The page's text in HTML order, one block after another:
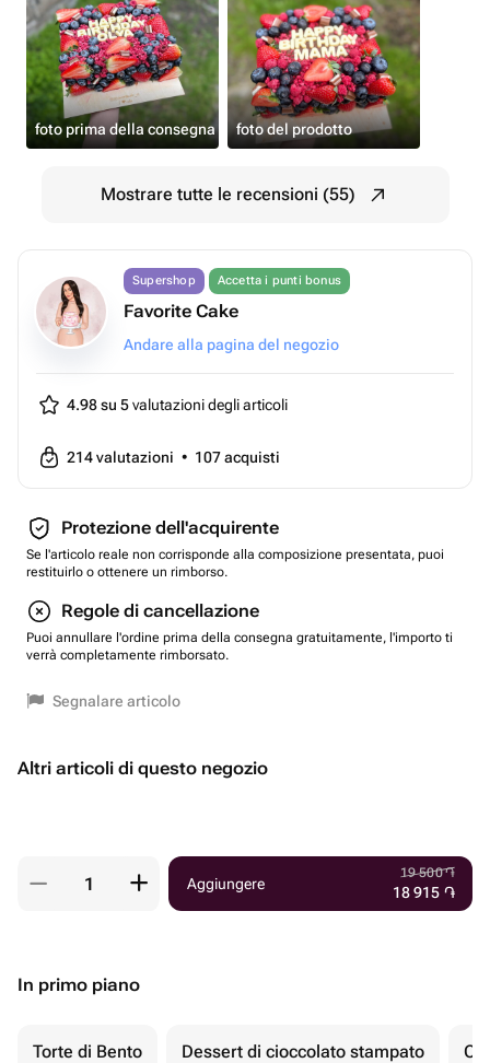
foto prima della consegna foto del prodotto
Mostrare tutte le recensioni (55)
Supershop Accetta i punti bonus
Favorite Cake
Andare alla pagina del negozio
4.98 su 5valutazioni degli articoli
214valutazioni • 107acquisti
Protezione dell'acquirente
Se l'articolo reale non corrisponde alla composizione presentata, puoi
restituirlo o ottenere un rimborso.
Regole di cancellazione
Puoi annullare l'ordine prima della consegna gratuitamente, l'importo ti
verrà completamente rimborsato.
Segnalare articolo
Altri articoli di questo negozio
Aggiungere
19 500֏
18 915 ֏
In primo piano
Torte di Bento Dessert di cioccolato stampato